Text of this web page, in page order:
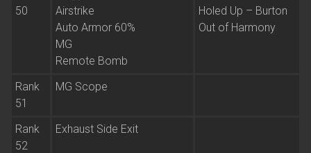
50
Airstrike
Auto Armor 60%
MG
Remote Bomb
Holed Up – Burton
Out of Harmony
Rank
51
MG Scope
Rank
52
Exhaust Side Exit